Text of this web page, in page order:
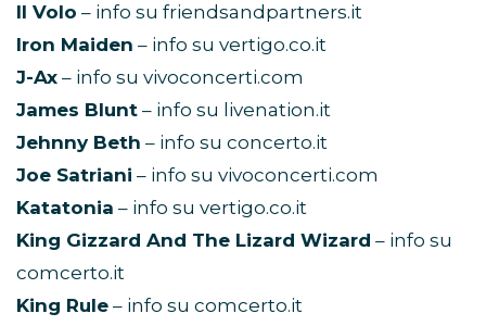
Il Volo – info su friendsandpartners.it
Iron Maiden – info su vertigo.co.it
J-Ax – info su vivoconcerti.com
James Blunt – info su livenation.it
Jehnny Beth – info su concerto.it
Joe Satriani – info su vivoconcerti.com
Katatonia – info su vertigo.co.it
King Gizzard And The Lizard Wizard – info su
comcerto.it
King Rule – info su comcerto.it